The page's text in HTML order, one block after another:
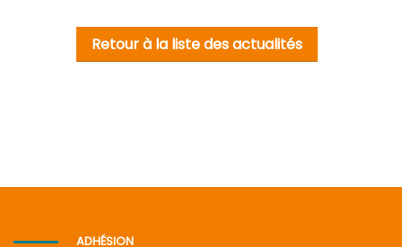
Retour à la liste des actualités
ADHÉSION